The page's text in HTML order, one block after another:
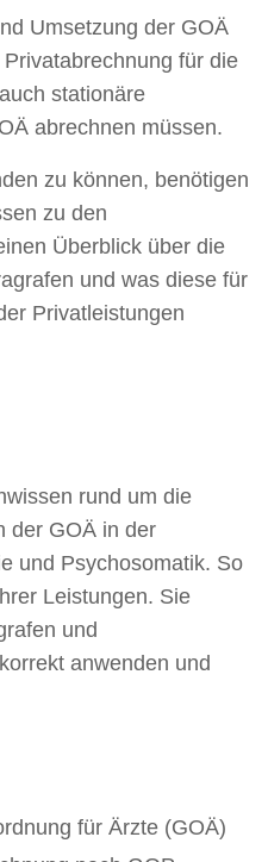
Umsetzung der GOÄ
für die
stationäre
abrechnen müssen.
zu können, benötigen
zu den
Überblick über die
und was diese für
Privatleistungen
rund um die
der GOÄ in der
und Psychosomatik. So
Leistungen. Sie
und
anwenden und
für Ärzte (GOÄ)